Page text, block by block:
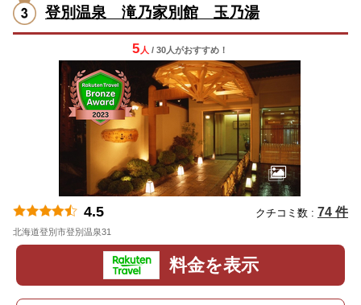
登別温泉 滝乃家別館 玉乃湯
5 人 / 30人がおすすめ！
4.5 クチコミ数 : 74 件
北海道登別市登別温泉31
料金を表示